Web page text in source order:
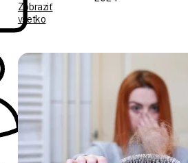
Hana
Marko
Zobraziť
všetko